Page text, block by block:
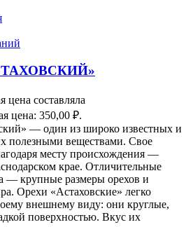
цена составляла
цена: 350,00 ₽.
— один из широко известных и
полезными веществами. Свое
месту происхождения —
крае. Отличительные
— крупные размеры орехов и
Орехи «Астаховские» легко
внешнему виду: они круглые,
поверхностью. Вкус их